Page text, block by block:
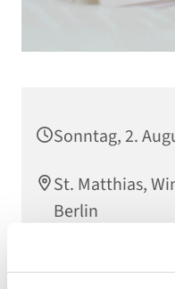
Sonntag, 2.
St. Matthias,
Berlin